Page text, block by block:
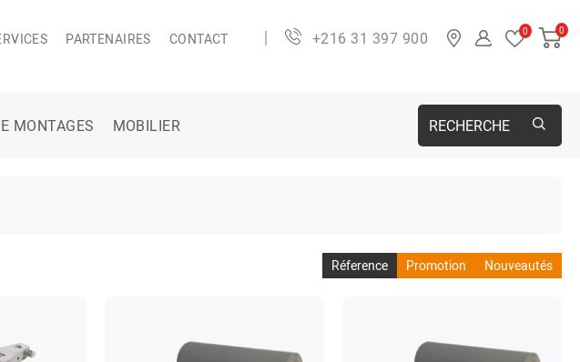
PARTENAIRES CONTACT +216 31 397 900 0 0
MONTAGES MOBILIER RECHERCHE
Réference Promotion Nouveautés